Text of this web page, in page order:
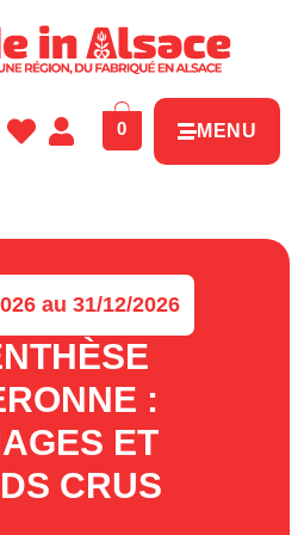
0 MENU
au 31/12/2026
:
ET
CRUS